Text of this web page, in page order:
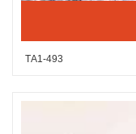
ТА1-493